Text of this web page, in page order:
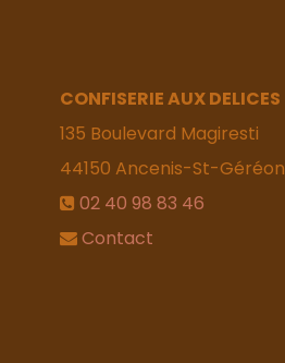
CONFISERIE AUX DELICES
135 Boulevard Magiresti
44150 Ancenis-St-Géréon
02 40 98 83 46
Contact